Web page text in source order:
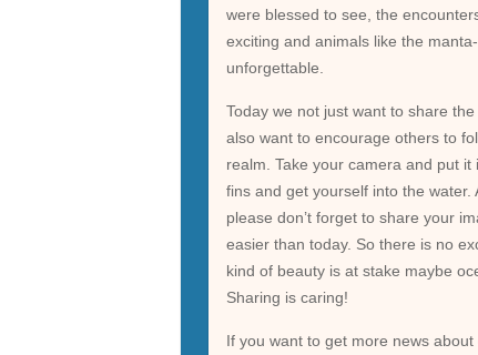
were blessed to see, the
exciting and animals like the
unforgettable.
Today we not just want to share
also want to encourage others to
realm. Take your camera and put
fins and get yourself into the
please don’t forget to share your
easier than today. So there is no
kind of beauty is at stake maybe
Sharing is caring!
If you want to get more news